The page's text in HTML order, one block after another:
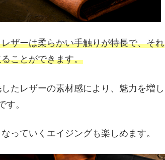
ザーは柔らかい手触りが特長で、それ
ことができます。
たレザーの素材感により、魅力を増し
す。
っていくエイジングも楽しめます。